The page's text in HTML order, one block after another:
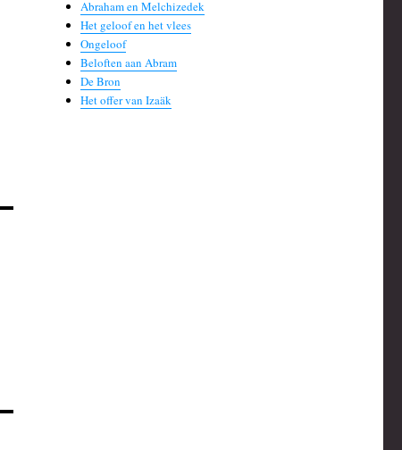
Abraham en Melchizedek
Het geloof en het vlees
Ongeloof
Beloften aan Abram
De Bron
Het offer van Izaäk